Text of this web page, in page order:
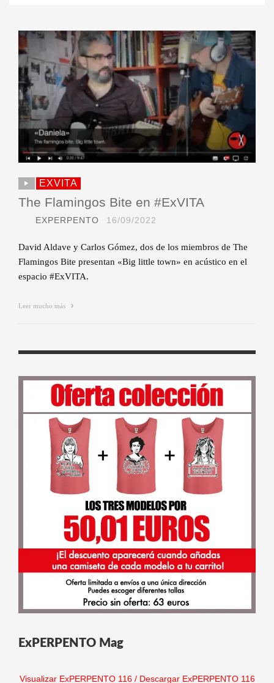
EXVITA
The Flamingos Bite en #ExVITA
EXPERPENTO 16/09/2022
David Aldave y Carlos Gómez, dos de los miembros de The
Flamingos Bite presentan «Big little town» en acústico en el
espacio #ExVITA.
Leer mucho más
ExPERPENTO Mag
Visualizar ExPERPENTO 116/ Descargar ExPERPENTO 116